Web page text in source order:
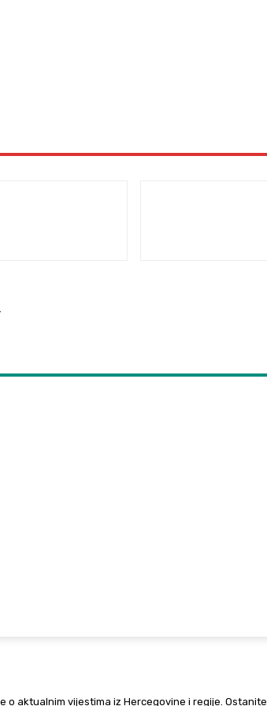
aktualnim vijestima iz Hercegovine i regije. Ostanite